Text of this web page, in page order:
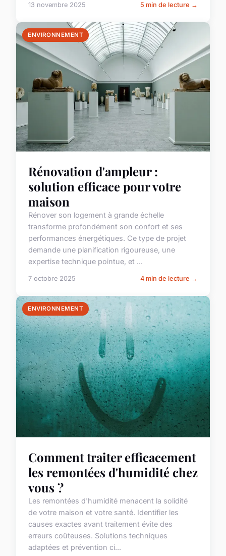
13 novembre 2025 5 min de lecture →
ENVIRONNEMENT
Rénovation d'ampleur :
solution efficace pour votre
maison
Rénover son logement à grande échelle
transforme profondément son confort et ses
performances énergétiques. Ce type de projet
demande une planification rigoureuse, une
expertise technique pointue, et ...
7 octobre 2025 4 min de lecture →
ENVIRONNEMENT
Comment traiter efficacement
les remontées d'humidité chez
vous ?
Les remontées d'humidité menacent la solidité
de votre maison et votre santé. Identifier les
causes exactes avant traitement évite des
erreurs coûteuses. Solutions techniques
adaptées et prévention ci...